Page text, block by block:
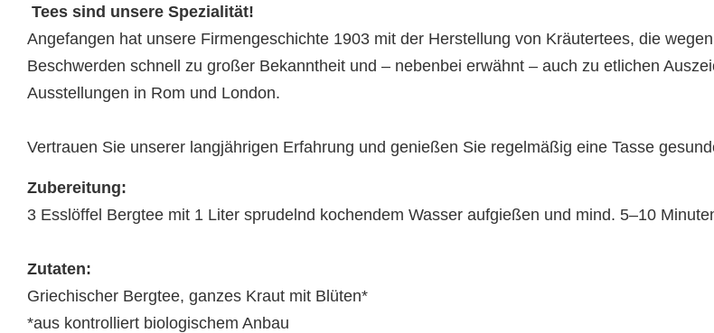
Tees sind unsere Spezialität!
Angefangen hat unsere Firmengeschichte 1903 mit der Herstellung von Kräutertees, die
Beschwerden schnell zu großer Bekanntheit und – nebenbei erwähnt – auch zu etlichen
Ausstellungen in Rom und London.
Vertrauen Sie unserer langjährigen Erfahrung und genießen Sie regelmäßig eine Tasse
Zubereitung:
3 Esslöffel Bergtee mit 1 Liter sprudelnd kochendem Wasser aufgießen und mind. 5–10
Zutaten:
Griechischer Bergtee, ganzes Kraut mit Blüten*
*aus kontrolliert biologischem Anbau